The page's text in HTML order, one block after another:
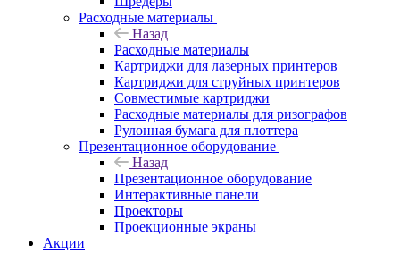
Расходные материалы
Назад
Расходные материалы
Картриджи для лазерных принтеров
Картриджи для струйных принтеров
Совместимые картриджи
Расходные материалы для ризографов
Рулонная бумага для плоттера
Презентационное оборудование
Назад
Презентационное оборудование
Интерактивные панели
Проекторы
Проекционные экраны
Акции